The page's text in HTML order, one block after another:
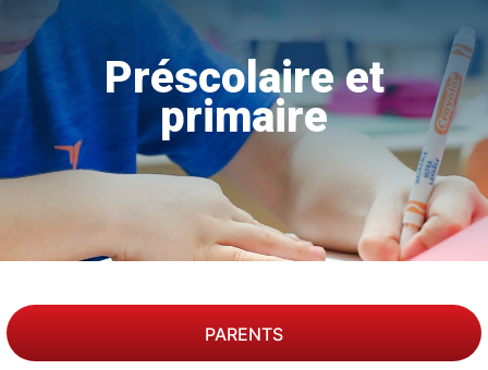
Préscolaire et
primaire
PARENTS